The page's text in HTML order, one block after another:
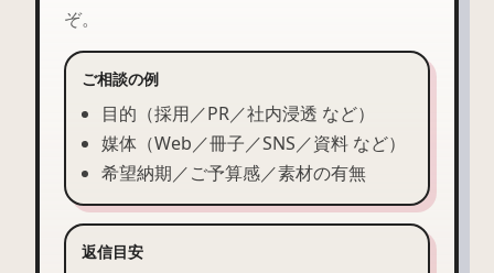
ぞ。
ご相談の例
目的（採用／PR／社内浸透 など）
媒体（Web／冊子／SNS／資料 など）
希望納期／ご予算感／素材の有無
返信目安